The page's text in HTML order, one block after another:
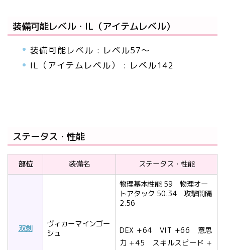
装備可能レベル・IL（アイテムレベル）
装備可能レベル : レベル57～
IL（アイテムレベル） : レベル142
ステータス・性能
部位 装備名 ステータス・性能
双剣
ヴィカーマインゴー
シュ
物理基本性能 59 物理オー
トアタック 50.34 攻撃間隔
2.56
DEX +64 VIT +66 意思
力 +45 スキルスピード +